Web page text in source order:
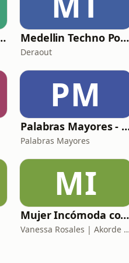
Secretos Medellin Techno Podcast
Deraout
PM
Palabras Mayores -
Palabras Mayores
MI
Mujer Incómoda con Vanessa Rosales
Vanessa Rosales | Akorde Podcast